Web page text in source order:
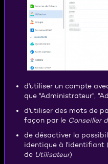
d'utiliser un compte
que "Administrateur",
d'utiliser des mots de
façon par le Conseiller
de désactiver la
identique à l'identifiant
de Utilisateur)